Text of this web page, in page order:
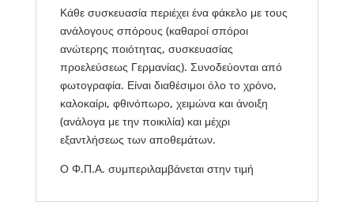
Κάθε συσκευασία περιέχει ένα φάκελο με τους
ανάλογους σπόρους (καθαροί σπόροι
ανώτερης ποιότητας, συσκευασίας
προελεύσεως Γερμανίας). Συνοδεύονται από
φωτογραφία. Είναι διαθέσιμοι όλο το χρόνο,
καλοκαίρι, φθινόπωρο, χειμώνα και άνοιξη
(ανάλογα με την ποικιλία) και μέχρι
εξαντλήσεως των αποθεμάτων.
Ο Φ.Π.Α. συμπεριλαμβάνεται στην τιμή